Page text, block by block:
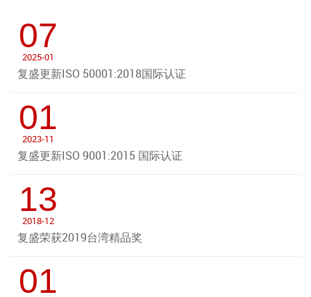
07
2025-01
复盛更新ISO 50001:2018国际认证
01
2023-11
复盛更新ISO 9001:2015 国际认证
13
2018-12
复盛荣获2019台湾精品奖
01